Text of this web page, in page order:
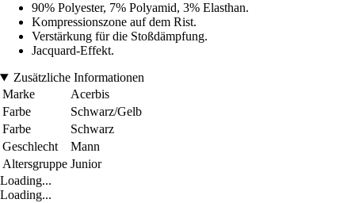
90% Polyester, 7% Polyamid, 3% Elasthan.
Kompressionszone auf dem Rist.
Verstärkung für die Stoßdämpfung.
Jacquard-Effekt.
Zusätzliche Informationen
Marke
Acerbis
Farbe
Schwarz/Gelb
Farbe
Schwarz
Geschlecht
Mann
Altersgruppe Junior
Loading...
Loading...